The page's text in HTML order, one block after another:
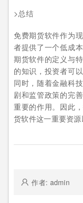
>总结
免费期货软件作为
者提供了一个低成
期货软件的定义与
的知识，投资者可
同时，随着金融科
剧和监管政策的完
重要的作用。因此
货软件这一重要资源
作者: admin